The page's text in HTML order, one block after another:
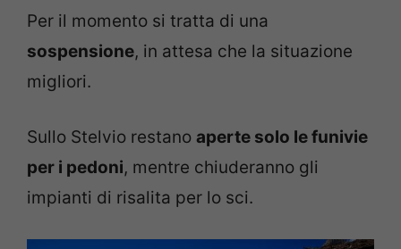
Per il momento si tratta di una
sospensione, in attesa che la situazione
migliori.
Sullo Stelvio restano aperte solo le funivie
per i pedoni, mentre chiuderanno gli
impianti di risalita per lo sci.